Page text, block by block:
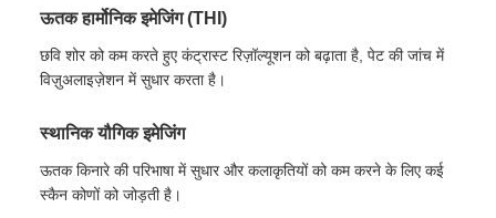
ऊतक हार्मोनिक इमेजिंग (THI)
छवि शोर को कम करते हुए कंट्रास्ट रिज़ॉल्यूशन को बढ़ाता है, पेट की जांच में
विज़ुअलाइज़ेशन में सुधार करता है।
स्थानिक यौगिक इमेजिंग
ऊतक किनारे की परिभाषा में सुधार और कलाकृतियों को कम करने के लिए कई
स्कैन कोणों को जोड़ती है।